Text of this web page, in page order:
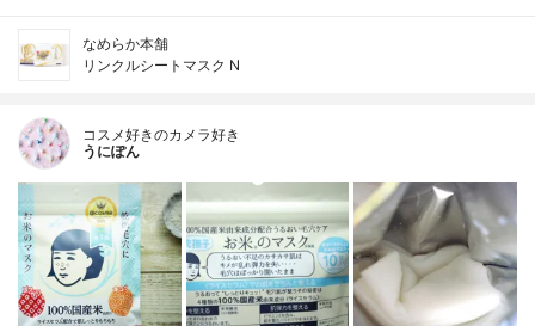
なめらか本舗
リンクルシートマスク N
コスメ好きのカメラ好き
うにぽん